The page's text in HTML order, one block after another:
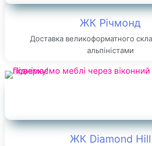
ЖК Річмонд
Доставка великоформатного
альпіністами
ЖК Diamond Hill